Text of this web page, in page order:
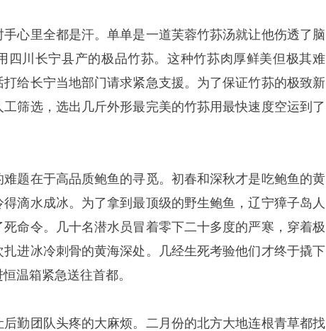
心里全都是汗。单单是一道芙蓉竹荪汤就让他伤透了脑
四川长宁县产的极品竹荪。这种竹荪肉厚鲜美但极其难
给长宁当地部门请求紧急支援。为了保证竹荪的极致新
筛选，选出几斤外形最完美的竹荪用最快速度空运到了
题在于高品质鲍鱼的寻觅。初春和深秋才是吃鲍鱼的黄
滴水成冰。为了拿到最顶级的野生鲍鱼，辽宁獐子岛人
命令。几十名潜水员冒着零下二十多度的严寒，穿着极
进冰冷刺骨的黄海深处。几经生死考验他们才终于撬下
温箱紧急送往首都。
勤团队头疼的大麻烦。二月份的北方大地连根青草都找